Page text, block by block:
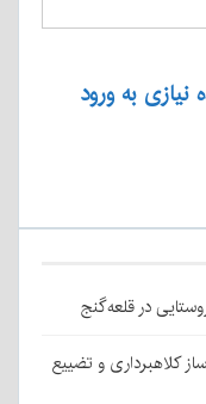
به ورود
و تضییع